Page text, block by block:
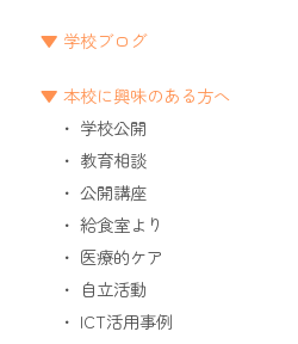
学校ブログ
本校に興味のある方へ
学校公開
教育相談
公開講座
給食室より
医療的ケア
自立活動
ICT活用事例